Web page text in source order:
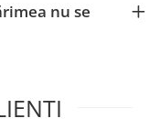
nu se